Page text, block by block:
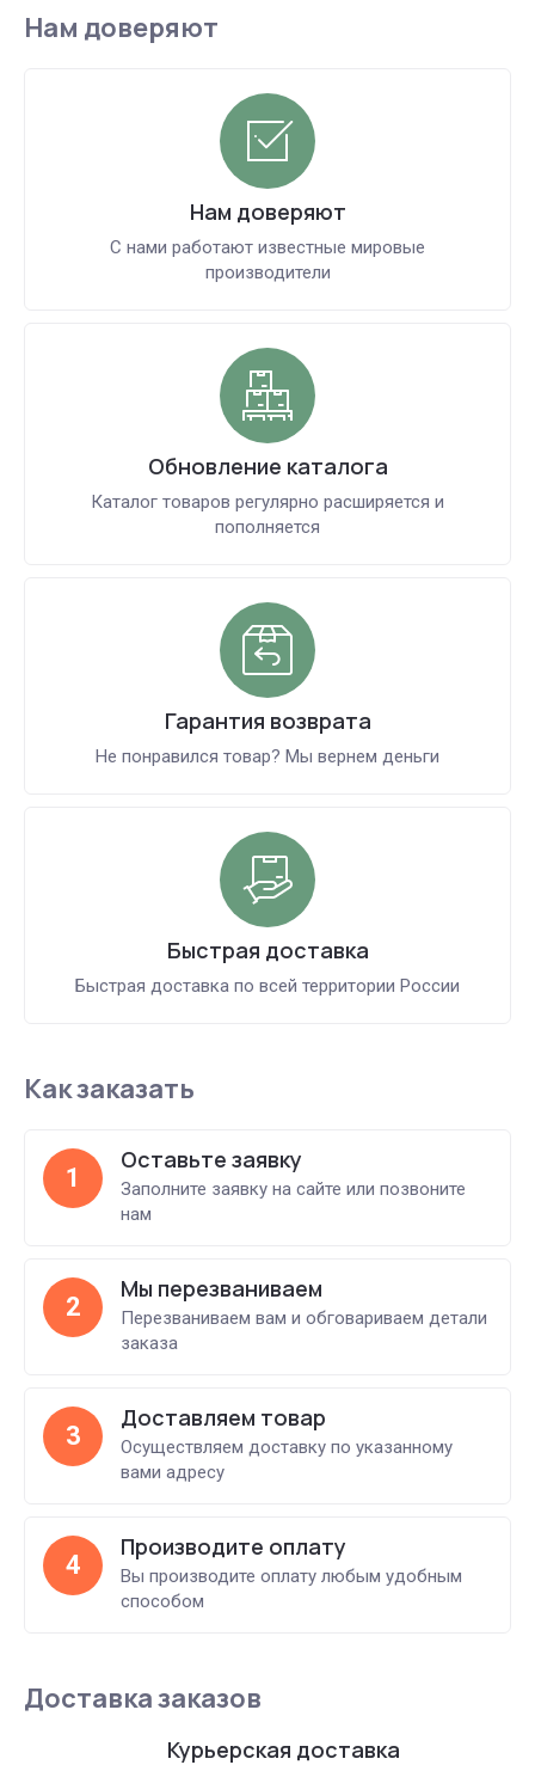
Нам доверяют
Нам доверяют
С нами работают известные мировые
производители
Обновление каталога
Каталог товаров регулярно расширяется и
пополняется
Гарантия возврата
Не понравился товар? Мы вернем деньги
Быстрая доставка
Быстрая доставка по всей территории России
Как заказать
1
Оставьте заявку
Заполните заявку на сайте или позвоните
нам
2
Мы перезваниваем
Перезваниваем вам и обговариваем детали
заказа
3
Доставляем товар
Осуществляем доставку по указанному
вами адресу
4
Производите оплату
Вы производите оплату любым удобным
способом
Доставка заказов
Курьерская доставка